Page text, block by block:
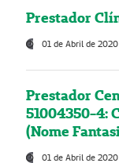
Prestador
01 de Abril de 2020
Prestador
51004350-4:
(Nome
01 de Abril de 2020